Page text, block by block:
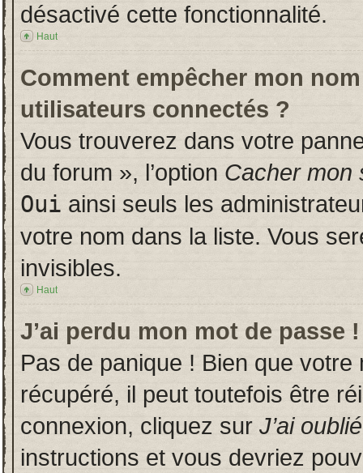
désactivé cette fonctionnalité.
Haut
Comment empêcher mon
utilisateurs connectés ?
Vous trouverez dans votre
du forum », l’option Cacher mon
Oui ainsi seuls les
votre nom dans la liste. Vous
invisibles.
Haut
J’ai perdu mon mot de passe !
Pas de panique ! Bien que
récupéré, il peut toutefois être
connexion, cliquez sur J’ai
instructions et vous devriez